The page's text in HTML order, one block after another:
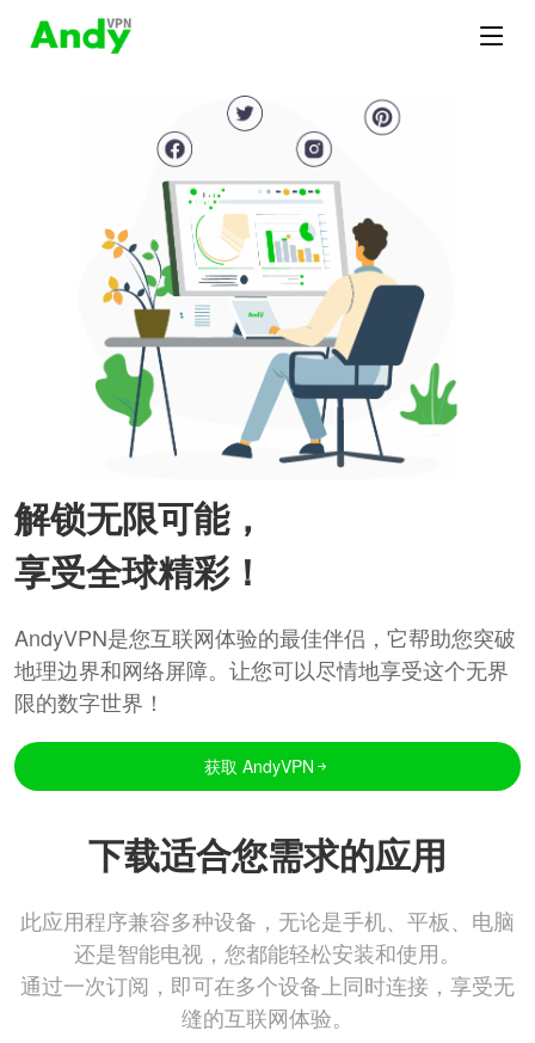
解锁无限可能，
享受全球精彩！
AndyVPN是您互联网体验的最佳伴侣，它帮助您突破
地理边界和网络屏障。让您可以尽情地享受这个无界
限的数字世界！
获取 AndyVPN
下载适合您需求的应用
此应用程序兼容多种设备，无论是手机、平板、电脑
还是智能电视，您都能轻松安装和使用。
通过一次订阅，即可在多个设备上同时连接，享受无
缝的互联网体验。